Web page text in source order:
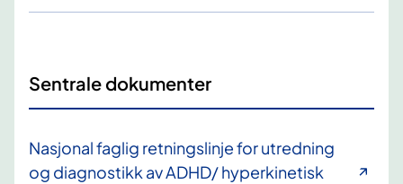
Sentrale dokumenter
Nasjonal faglig retningslinje for utredning
og diagnostikk av ADHD/ hyperkinetisk